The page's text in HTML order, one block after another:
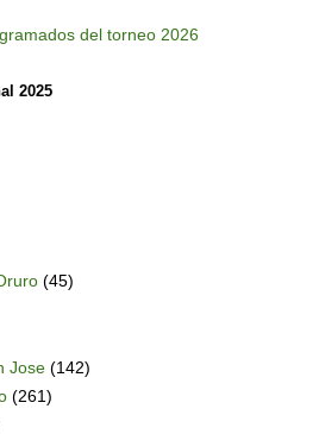
del torneo 2026
2025
(45)
Jose (142)
(261)